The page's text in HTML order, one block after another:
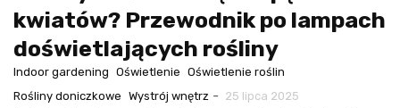
kwiatów? Przewodnik po lampach
doświetlających rośliny
Indoor gardening Oświetlenie Oświetlenie roślin
Rośliny doniczkowe Wystrój wnętrz - 25 lipca 2025